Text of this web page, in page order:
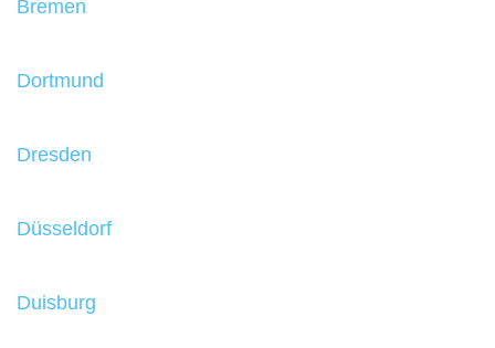
Bremen
Dortmund
Dresden
Düsseldorf
Duisburg